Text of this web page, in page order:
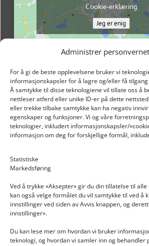
Administrer
For å gi de beste opplevelsene bruker vi
informasjonskapsler for å lagre og/eller få
Å samtykke til disse teknologiene vil tillate oss å
nettleser atferd eller unike ID-er på dette
eller trekke tilbake samtykke kan ha negativ
egenskaper og funksjoner. Vi og våre
teknologier, inkludert informasjonskapsler/
informasjon om deg for forskjellige formål,
Statistiske
Markedsføring
Ved å trykke «Aksepter» gir du din tillatelse til
kan også velge formålet du vil samtykke til ved å
innstillinger ved siden av Avvis knappen, og
innstillinger».
Du kan lese mer om hvordan vi bruker
teknologi, og hvordan vi samler inn og behandler
Cookie-erklæring
Jeg er enig
INFORMASJON